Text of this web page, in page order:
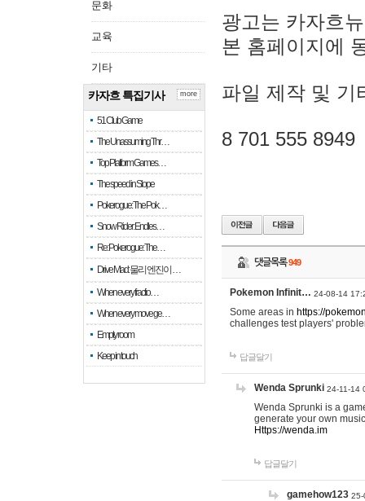
문화
교육
기타
카자흐 특집기사
51 Club Game
The Unassuming Thr…
Top Platform Games…
The speed in Slope
Pokerogue: The Pok…
Snow Rider: Endles…
Re: Pokerogue: The…
Drive Mad: 물리 엔진이 …
When every fractio…
When every move ge…
Empty room
Keep in touch
more
광고는 카자흐
본 홈페이지에
파일 제작 및 기
8 701 555 8949
댓글목록949
Pokemon Infinit… 24-08-14
Some areas in https://
challenges test players'
답글달기
Wenda Sprunki 24-11-14
Wenda Sprunki is a
generate your own
Https://wenda.im
답글달기
gamehow123 25-